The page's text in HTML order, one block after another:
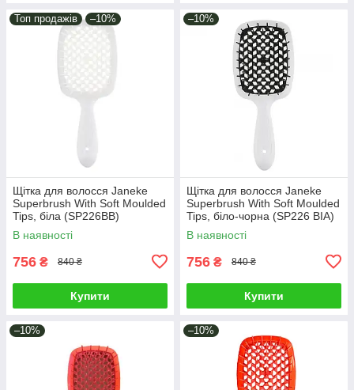
Топ продажів –10%
Щітка для волосся Janeke
Superbrush With Soft Moulded
Tips, біла (SP226BB)
В наявності
756 ₴ 840 ₴
Купити
–10%
Щітка для волосся Janeke
Superbrush With Soft Moulded
Tips, біло-чорна (SP226 BIA)
В наявності
756 ₴ 840 ₴
Купити
–10% –10%